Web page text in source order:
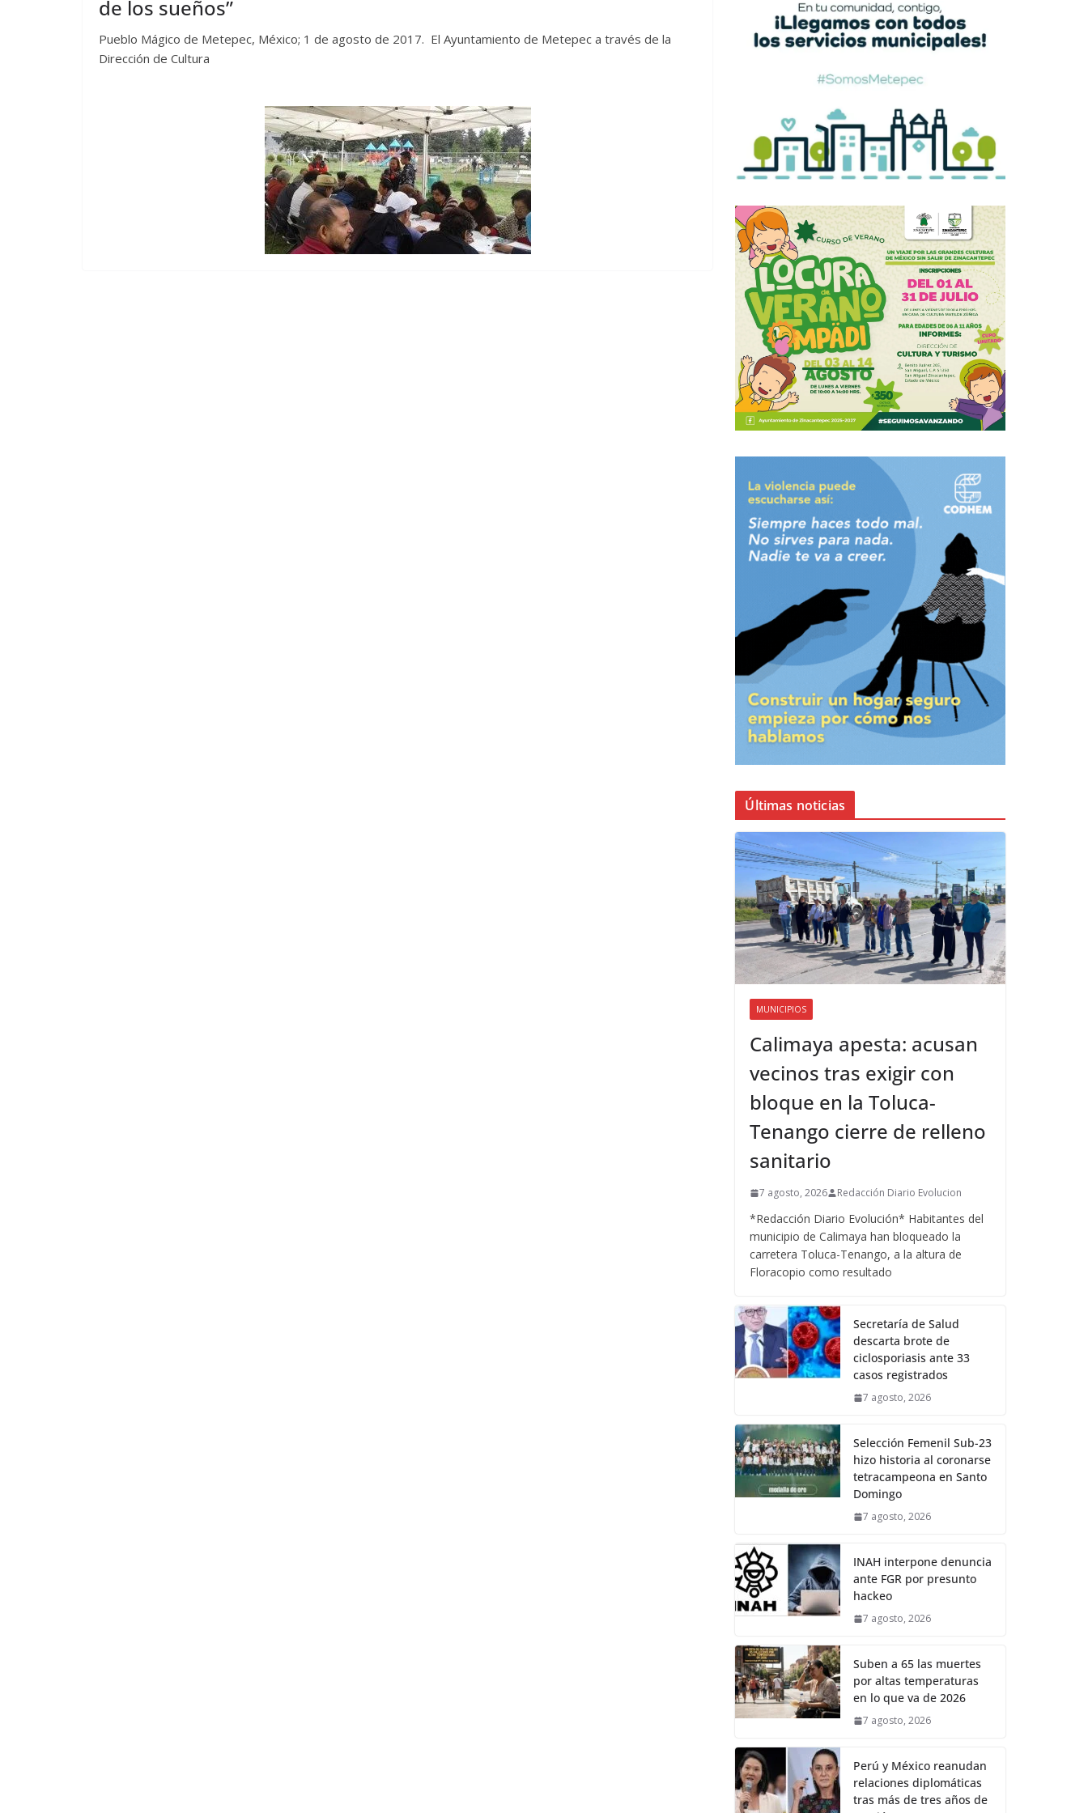
de los sueños”
Pueblo Mágico de Metepec, México; 1 de agosto de 2017. El Ayuntamiento de Metepec a través de la
Dirección de Cultura
Últimas noticias
MUNICIPIOS
Calimaya apesta: acusan
vecinos tras exigir con
bloque en la Toluca-
Tenango cierre de relleno
sanitario
7 agosto, 2026 Redacción Diario Evolucion
*Redacción Diario Evolución* Habitantes del
municipio de Calimaya han bloqueado la
carretera Toluca-Tenango, a la altura de
Floracopio como resultado
Secretaría de Salud
descarta brote de
ciclosporiasis ante 33
casos registrados
7 agosto, 2026
Selección Femenil Sub-23
hizo historia al coronarse
tetracampeona en Santo
Domingo
7 agosto, 2026
INAH interpone denuncia
ante FGR por presunto
hackeo
7 agosto, 2026
Suben a 65 las muertes
por altas temperaturas
en lo que va de 2026
7 agosto, 2026
Perú y México reanudan
relaciones diplomáticas
tras más de tres años de